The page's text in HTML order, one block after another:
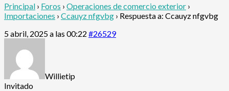
Principal › Foros › Operaciones de comercio exterior ›
Importaciones › Ccauyz nfgvbg › Respuesta a: Ccauyz nfgvbg
5 abril, 2025 a las 00:22 #26529
Willietip
Invitado